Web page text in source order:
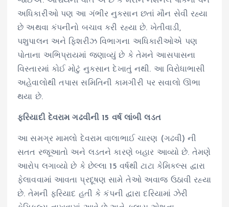
અધિકારીઓ પણ આ ગંભીર નુકસાન છતાં મૌન સેવી રહ્યા
છે અથવા કંપનીનો બચાવ કરી રહ્યા છે. ખેતીવાડી,
પશુપાલન અને ફિશરીઝ વિભાગના અધિકારીઓએ પણ
પોતાના અભિપ્રાયમાં જણાવ્યું છે કે તેમને આસપાસના
વિસ્તારમાં કોઈ મોટું નુકસાન દેખાતું નથી. આ વિરોધાભાસી
અહેવાલોથી તપાસ સમિતિની કામગીરી પર સવાલો ઊભા
થયા છે.
ફરિયાદી દેવરામ ગઢવીની 15 વર્ષ લાંબી લડત
આ સમગ્ર મામલો દેવરામ વાલાભાઈ ચારણ (ગઢવી) ની
સતત રજૂઆતો અને લડતને કારણે બહાર આવ્યો છે. તેમણે
આરોપ લગાવ્યો છે કે છેલ્લા 15 વર્ષથી ટાટા કેમિકલ્સ દ્વારા
ફેલાવવામાં આવતા પ્રદૂષણ સામે તેઓ અવાજ ઉઠાવી રહ્યા
છે. તેમની ફરિયાદ હતી કે કંપની દ્વારા દરિયામાં ઝેરી